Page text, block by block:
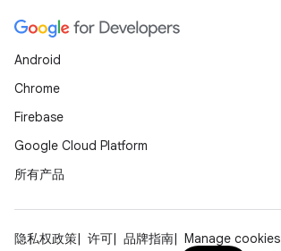
Android
Chrome
Firebase
Google Cloud Platform
所有产品
隐私权政策 许可 品牌指南 Manage cookies